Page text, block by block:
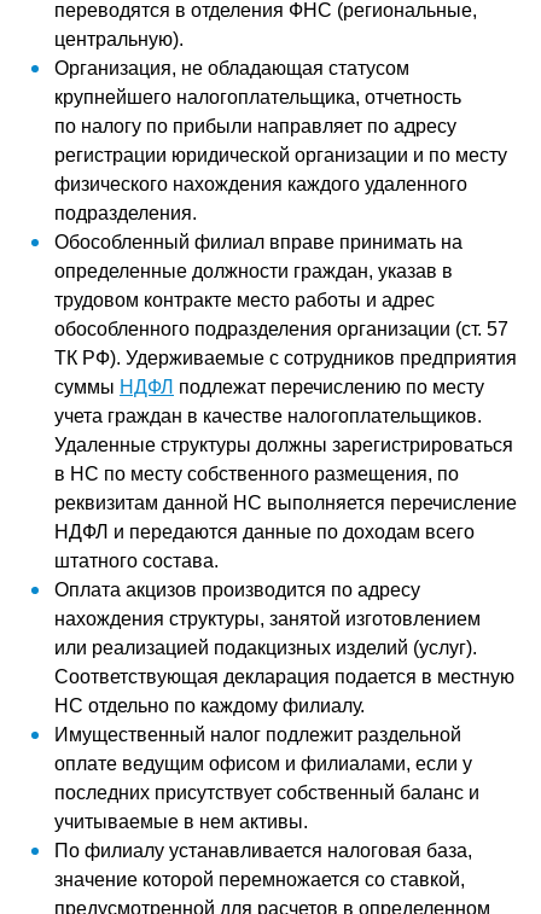
переводятся в отделения ФНС (региональные,
центральную).
Организация, не обладающая статусом
крупнейшего налогоплательщика, отчетность
по налогу по прибыли направляет по адресу
регистрации юридической организации и по месту
физического нахождения каждого удаленного
подразделения.
Обособленный филиал вправе принимать на
определенные должности граждан, указав в
трудовом контракте место работы и адрес
обособленного подразделения организации (ст. 57
ТК РФ). Удерживаемые с сотрудников предприятия
суммы НДФЛ подлежат перечислению по месту
учета граждан в качестве налогоплательщиков.
Удаленные структуры должны зарегистрироваться
в НС по месту собственного размещения, по
реквизитам данной НС выполняется перечисление
НДФЛ и передаются данные по доходам всего
штатного состава.
Оплата акцизов производится по адресу
нахождения структуры, занятой изготовлением
или реализацией подакцизных изделий (услуг).
Соответствующая декларация подается в местную
НС отдельно по каждому филиалу.
Имущественный налог подлежит раздельной
оплате ведущим офисом и филиалами, если у
последних присутствует собственный баланс и
учитываемые в нем активы.
По филиалу устанавливается налоговая база,
значение которой перемножается со ставкой,
предусмотренной для расчетов в определенном